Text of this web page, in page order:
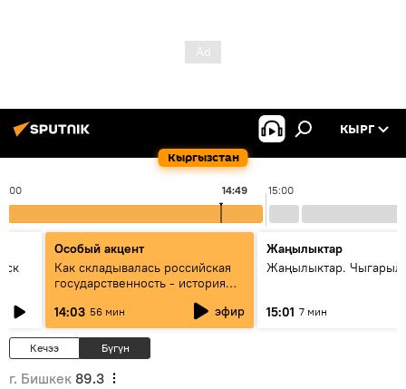
Кыргызстан
КЫРГ
15:00
14:49
Особый акцент
Как складывалась российская
государственность - история
России и геополитика Евразии
глазами аналитиков
14:03 56 мин эфир
Жаңылыктар
Жаңылыктар.
15:01 7 мин
Кечээ Бүгүн
г. Бишкек 89.3